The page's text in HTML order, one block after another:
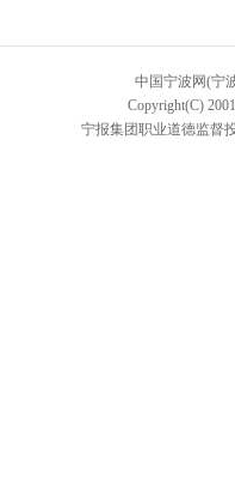
中国宁波网(宁
Copyright(C)
宁报集团职业道德监督